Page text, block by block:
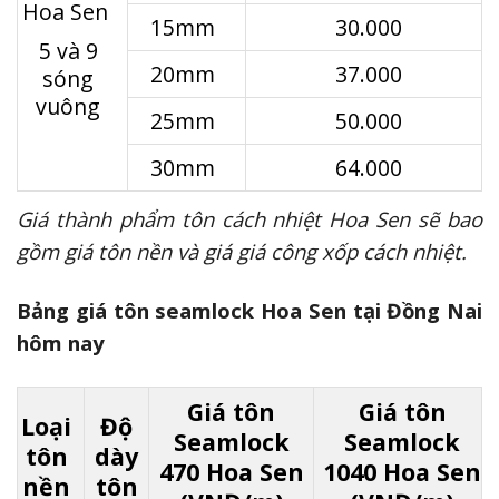
Hoa Sen
5 và 9
sóng
vuông
15mm
30.000
20mm
37.000
25mm
50.000
30mm
64.000
Giá thành phẩm tôn cách nhiệt Hoa Sen sẽ bao
gồm giá tôn nền và giá giá công xốp cách nhiệt.
Bảng giá tôn seamlock Hoa Sen tại Đồng Nai
hôm nay
Loại
tôn
nền
Độ
dày
tôn
Giá tôn
Seamlock
470 Hoa Sen
Giá tôn
Seamlock
1040 Hoa Sen